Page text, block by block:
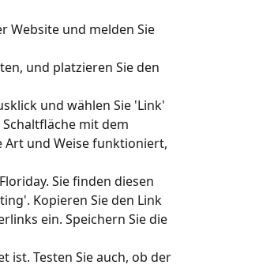
Website und melden Sie
und platzieren Sie den
und wählen Sie 'Link'
mit dem
Art und Weise funktioniert,
Sie finden diesen
Kopieren Sie den Link
ein. Speichern Sie die
ist. Testen Sie auch, ob der